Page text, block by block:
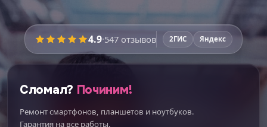
4.9·547 отзывов 2ГИС Яндекс
Сломал? Починим!
Ремонт смартфонов, планшетов и ноутбуков.
Гарантия на все работы.